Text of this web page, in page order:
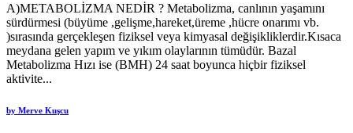
A)METABOLİZMA NEDİR ? Metabolizma, canlının yaşamını
sürdürmesi (büyüme ,gelişme,hareket,üreme ,hücre onarımı vb.
)sırasında gerçekleşen fiziksel veya kimyasal değişikliklerdir.Kısaca
meydana gelen yapım ve yıkım olaylarının tümüdür. Bazal
Metabolizma Hızı ise (BMH) 24 saat boyunca hiçbir fiziksel
aktivite...
by Merve Kuşcu